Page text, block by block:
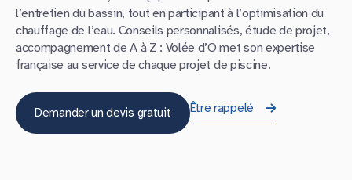
l’entretien du bassin, tout en participant à l’optimisation du
chauffage de l’eau. Conseils personnalisés, étude de projet,
accompagnement de A à Z : Volée d’O met son expertise
française au service de chaque projet de piscine.
Demander un devis gratuit Être rappelé